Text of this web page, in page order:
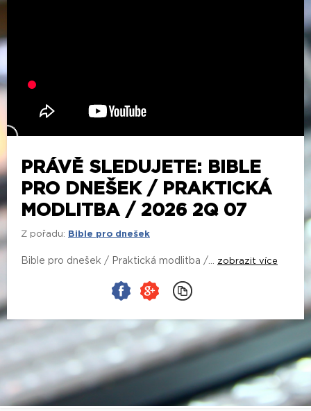
PRÁVĚ SLEDUJETE: BIBLE
PRO DNEŠEK / PRAKTICKÁ
MODLITBA / 2026 2Q 07
Z pořadu: Bible pro dnešek
Bible pro dnešek / Praktická modlitba /... zobrazit více